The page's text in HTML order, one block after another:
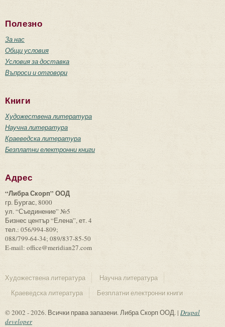
Полезно
За нас
Общи условия
Условия за доставка
Въпроси и отговори
Книги
Художествена литература
Научна литература
Краеведска литература
Безплатни електронни книги
Адрес
“Либра Скорп” ООД
гр. Бургас, 8000
ул. “Съединение” №5
Бизнес център “Елена”, ет. 4
тел.: 056/994-809;
088/799-64-34; 089/837-85-50
E-mail: office@meridian27.com
Художествена литература
Научна литература
Краеведска литература
Безплатни електронни книги
© 2002 - 2026. Всички права запазени. Либра Скорп ООД. | Drupal
developer